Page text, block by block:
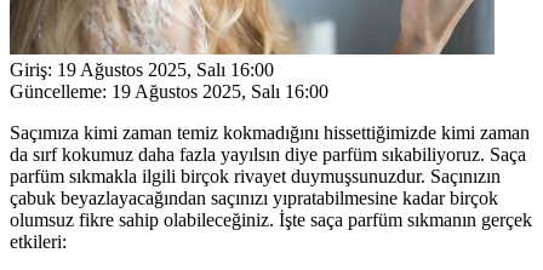
Giriş: 19 Ağustos 2025, Salı 16:00
Güncelleme: 19 Ağustos 2025, Salı 16:00
Saçımıza kimi zaman temiz kokmadığını hissettiğimizde kimi zaman
da sırf kokumuz daha fazla yayılsın diye parfüm sıkabiliyoruz. Saça
parfüm sıkmakla ilgili birçok rivayet duymuşsunuzdur. Saçınızın
çabuk beyazlayacağından saçınızı yıpratabilmesine kadar birçok
olumsuz fikre sahip olabileceğiniz. İşte saça parfüm sıkmanın gerçek
etkileri: